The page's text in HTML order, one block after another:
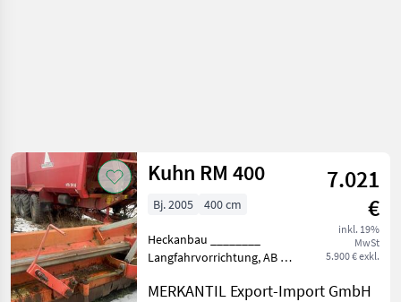
Kuhn RM 400
7.021
€
inkl. 19%
MwSt
5.900 € exkl.
Bj. 2005 400 cm
Heckanbau ________
Langfahrvorrichtung, AB 4,
Tiefenführungsräder
MERKANTIL Export-Import GmbH